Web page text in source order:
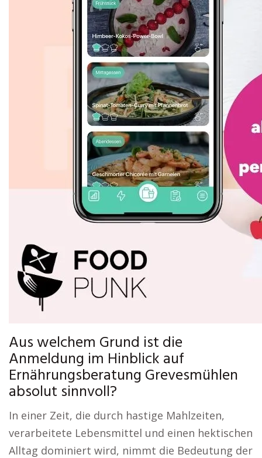
Aus welchem Grund ist die
Anmeldung im Hinblick auf
Ernährungsberatung Grevesmühlen
absolut sinnvoll?
In einer Zeit, die durch hastige Mahlzeiten,
verarbeitete Lebensmittel und einen hektischen
Alltag dominiert wird, nimmt die Bedeutung der